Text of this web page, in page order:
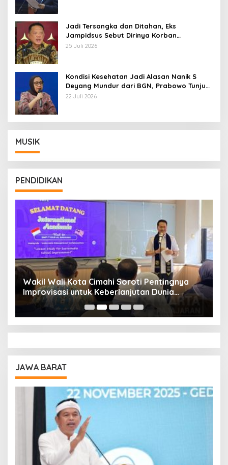
Jadi Tersangka dan Ditahan, Eks
Jampidsus Sebut Dirinya Korban
Kriminalisasi
25 Juli 2026
Kondisi Kesehatan Jadi Alasan Nanik S
Deyang Mundur dari BGN, Prabowo Tunjuk
Wamentan Sudaryono
22 Juli 2026
MUSIK
PENDIDIKAN
Wakil Wali Kota Cimahi Soroti Pentingnya
Improvisasi untuk Keberlanjutan Dunia
Pendidikan
JAWA BARAT